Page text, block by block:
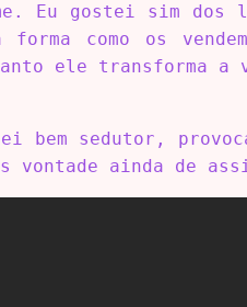
Eu gostei sim dos
forma como os
ele transforma a
bem sedutor,
vontade ainda de